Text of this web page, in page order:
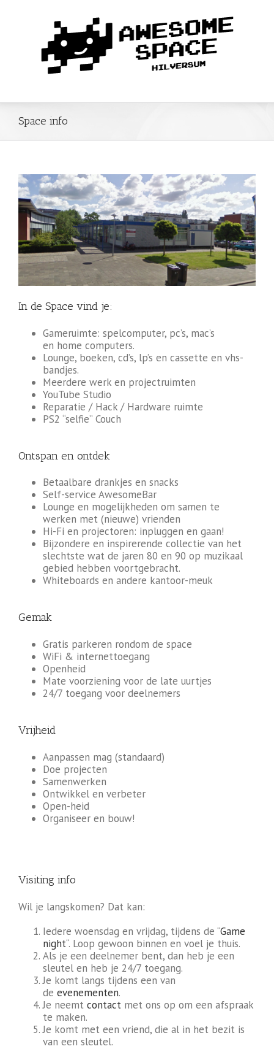
Space info
In de Space vind je:
Gameruimte: spelcomputer, pc’s, mac’s
en home computers.
Lounge, boeken, cd’s, lp’s en cassette en vhs-
bandjes.
Meerdere werk en projectruimten
YouTube Studio
Reparatie / Hack / Hardware ruimte
PS2 “selfie” Couch
Ontspan en ontdek
Betaalbare drankjes en snacks
Self-service AwesomeBar
Lounge en mogelijkheden om samen te
werken met (nieuwe) vrienden
Hi-Fi en projectoren: inpluggen en gaan!
Bijzondere en inspirerende collectie van het
slechtste wat de jaren 80 en 90 op muzikaal
gebied hebben voortgebracht.
Whiteboards en andere kantoor-meuk
Gemak
Gratis parkeren rondom de space
WiFi & internettoegang
Openheid
Mate voorziening voor de late uurtjes
24/7 toegang voor deelnemers
Vrijheid
Aanpassen mag (standaard)
Doe projecten
Samenwerken
Ontwikkel en verbeter
Open-heid
Organiseer en bouw!
Visiting info
Wil je langskomen? Dat kan:
Iedere woensdag en vrijdag, tijdens de “Game
night“. Loop gewoon binnen en voel je thuis.
Als je een deelnemer bent, dan heb je een
sleutel en heb je 24/7 toegang.
Je komt langs tijdens een van
de evenementen.
Je neemt contact met ons op om een afspraak
te maken.
Je komt met een vriend, die al in het bezit is
van een sleutel.